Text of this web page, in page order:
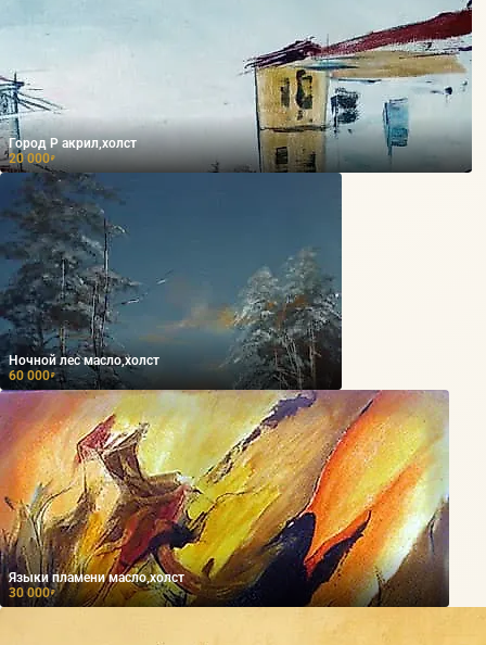
Город Р акрил,холст
20 000₽
Ночной лес масло,холст
60 000₽
Языки пламени масло,холст
30 000₽